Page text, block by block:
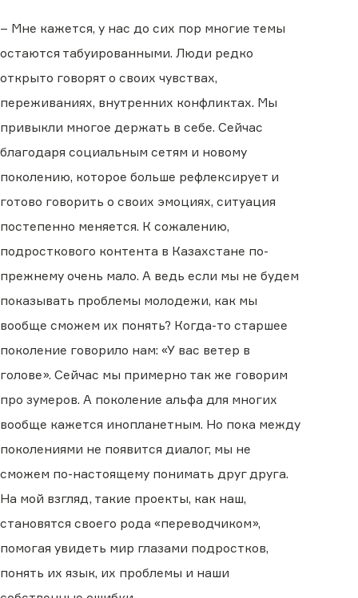
– Мне кажется, у нас до сих пор многие темы
остаются табуированными. Люди редко
открыто говорят о своих чувствах,
переживаниях, внутренних конфликтах. Мы
привыкли многое держать в себе. Сейчас
благодаря социальным сетям и новому
поколению, которое больше рефлексирует и
готово говорить о своих эмоциях, ситуация
постепенно меняется. К сожалению,
подросткового контента в Казахстане по-
прежнему очень мало. А ведь если мы не будем
показывать проблемы молодежи, как мы
вообще сможем их понять? Когда-то старшее
поколение говорило нам: «У вас ветер в
голове». Сейчас мы примерно так же говорим
про зумеров. А поколение альфа для многих
вообще кажется инопланетным. Но пока между
поколениями не появится диалог, мы не
сможем по-настоящему понимать друг друга.
На мой взгляд, такие проекты, как наш,
становятся своего рода «переводчиком»,
помогая увидеть мир глазами подростков,
понять их язык, их проблемы и наши